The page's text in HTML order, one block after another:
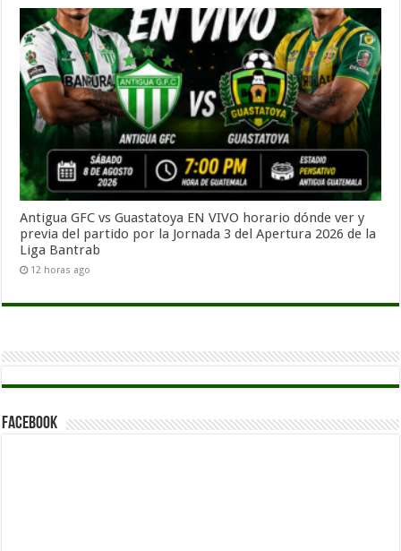
Antigua GFC vs Guastatoya EN VIVO horario dónde ver y
previa del partido por la Jornada 3 del Apertura 2026 de la
Liga Bantrab
12 horas ago
Facebook